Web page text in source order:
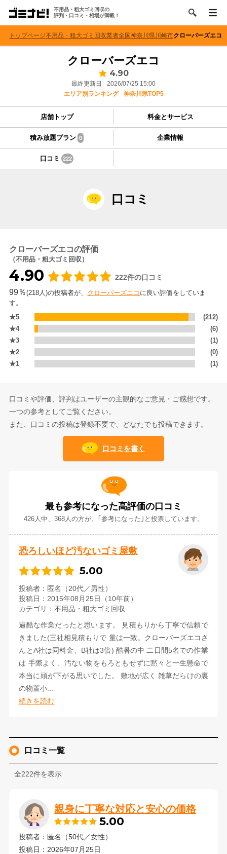
不用品・粗大ゴミ回収の
評判・口コミ・相場が満載！
トップページ不用品・粗大ゴミ回収業者全国神奈川県川崎市クローバーズエコ
クローバーズエコ
4.90
最終更新日
2026/07/25 15:00
エリア別ランキング
神奈川県TOP5
店舗トップ 料金とサービス
積み放題プラン 0 企業情報
口コミ 222
口コミ
クローバーズエコの評価
（不用品・粗大ゴミ回収）
4.90 222件の口コミ
99％(218人)の投稿者が、 クローバーズエコ に良い評価をしていま
す。
★5
(212)
★4
(6)
★3
(1)
★2
(0)
★1
(1)
口コミや評価、評判はユーザーの主観的なご意見・ご感想です。
一つの参考としてご覧ください。
また、口コミの投稿は登録不要で、どなたでも投稿できます。
口コミを書く
最も参考になった高評価の口コミ
426人中、368人の方が、｢参考になった｣と投票しています。
恐ろしいほど汚ないゴミ屋敷
5.00
投稿者
匿名（20代／男性）
投稿日
2015年08月25日（10年前）
カテゴリ
不用品・粗大ゴミ回収
過酷な作業だったと思います。 見積もりから丁寧で信頼で
きました(三社相見積もりで 量は一致。クローバーズエコさ
んとA社は同料金、B社は3倍) 酷暑の中 二日間5名での作業
は 手際よく、汚ない物をもろともせずに黙々と一生懸命で
本当に頭が下がる思いでした。 敷地が広く 雑草だらけの裏
の物置小...
続きを読む
口コミ一覧
全222件を表示
親身に丁寧な対応と安心の価格
5.00
投稿者：匿名（50代／女性）
投稿日：2026年07月25日